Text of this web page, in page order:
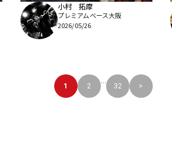
小村 拓摩
プレミアムベース大阪
2026/05/26
1 2 32 >